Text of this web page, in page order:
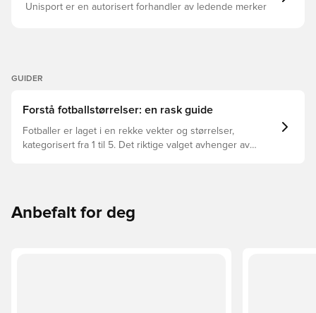
Unisport er en autorisert forhandler av ledende merker
GUIDER
Forstå fotballstørrelser: en rask guide
Fotballer er laget i en rekke vekter og størrelser,
kategorisert fra 1 til 5. Det riktige valget avhenger av
Anbefalt for deg